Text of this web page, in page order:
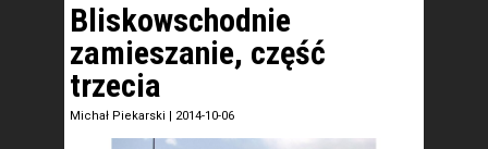
Bliskowschodnie
zamieszanie, część
trzecia
Michał Piekarski | 2014-10-06